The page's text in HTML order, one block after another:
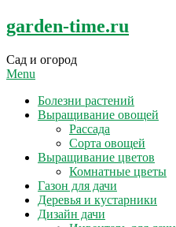
Skip
to
garden-time.ru
Сад и огород
Menu
Болезни растений
Выращивание овощей
Рассада
Сорта овощей
Выращивание цветов
Комнатные цветы
Газон для дачи
Деревья и кустарники
Дизайн дачи